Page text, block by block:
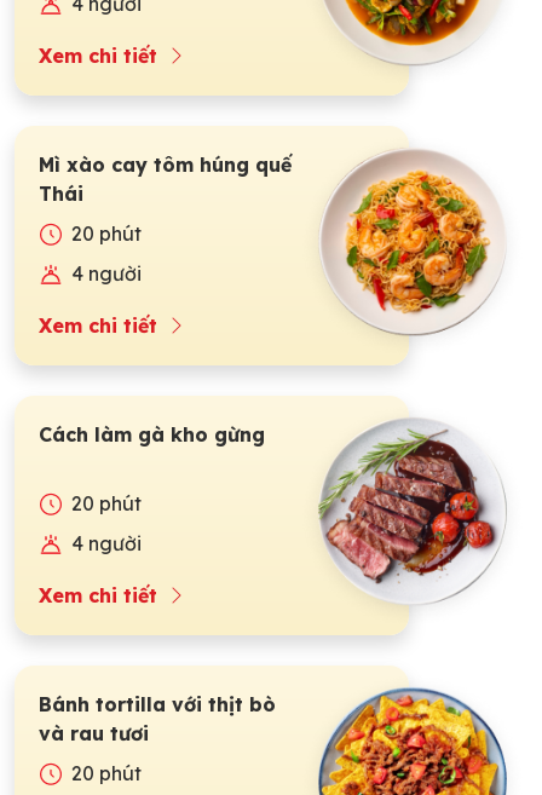
Xem chi tiết
Mì xào cay tôm húng quế
Thái
20 phút
4 người
Xem chi tiết
Cách làm gà kho gừng
20 phút
4 người
Xem chi tiết
Bánh tortilla với thịt bò
và rau tươi
20 phút